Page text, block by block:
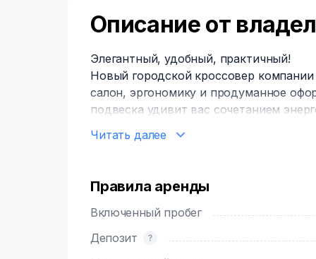
Описание от
Элегантный, удобный, практичный!
Новый городской кроссовер
салон, эргономику и продуманное
подвеска удивит вас сочетанием
Подмосковья. (Возможность выезда в
автомобили, перейдя по ссылкам:
LADA Granta 2023г.в.
Читать далее
Правила аренды
Включенный пробег
Депозит